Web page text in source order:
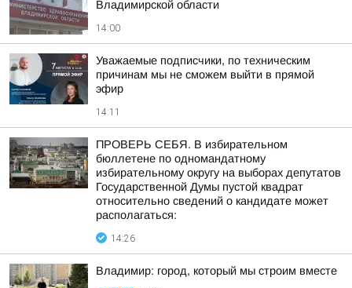
Владимирской области
14:00
Уважаемые подписчики, по техническим
причинам мы не сможем выйти в прямой
эфир
14:11
ПРОВЕРЬ СЕБЯ. В избирательном
бюллетене по одномандатному
избирательному округу на выборах депутатов
Государственной Думы пустой квадрат
относительно сведений о кандидате может
располагаться:
14:26
Владимир: город, который мы строим вместе